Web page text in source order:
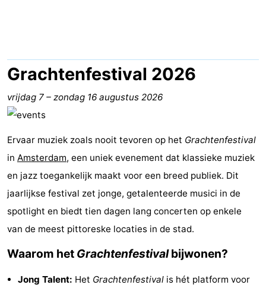
-
Het
Amsterdamse
-
Spaarnwoude
Last
Attracties
Zien
&
doen
Bezienswaardigheden
-
Musea
-
Grachtenfestival 2026
vrijdag 7 – zondag 16 augustus 2026
Ervaar muziek zoals nooit tevoren op het Grachtenfestival
in Amsterdam, een uniek evenement dat klassieke muziek
en jazz toegankelijk maakt voor een breed publiek. Dit
jaarlijkse festival zet jonge, getalenteerde musici in de
spotlight en biedt tien dagen lang concerten op enkele
van de meest pittoreske locaties in de stad.
Waarom het Grachtenfestivalbijwonen?
Jong Talent: Het Grachtenfestival is hét platform voor